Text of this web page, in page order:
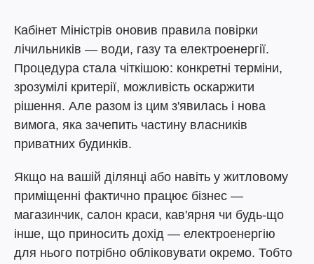
Кабінет Міністрів оновив правила повірки
лічильників — води, газу та електроенергії.
Процедура стала чіткішою: конкретні терміни,
зрозумілі критерії, можливість оскаржити
рішення. Але разом із цим з'явилась і нова
вимога, яка зачепить частину власників
приватних будинків.
Якщо на вашій ділянці або навіть у житловому
приміщенні фактично працює бізнес —
магазинчик, салон краси, кав'ярня чи будь-що
інше, що приносить дохід — електроенергію
для нього потрібно обліковувати окремо. Тобто